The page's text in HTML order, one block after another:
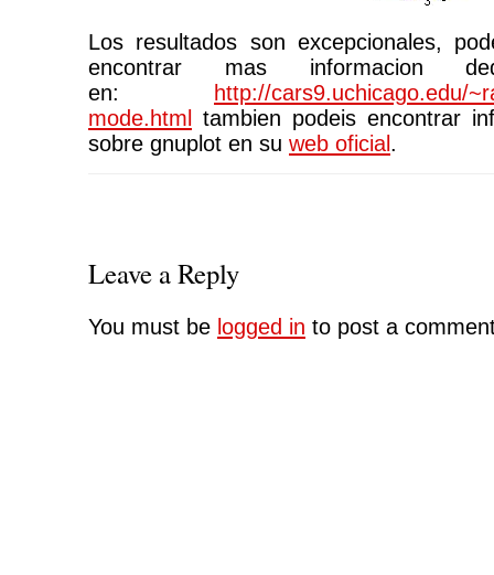
Los resultados son excepcionales,
encontrar mas informacion
en:
http://cars9.uchicago.edu/
mode.html
tambien podeis encontrar
sobre gnuplot en su web oficial .
Leave a Reply
You must be logged in to post a